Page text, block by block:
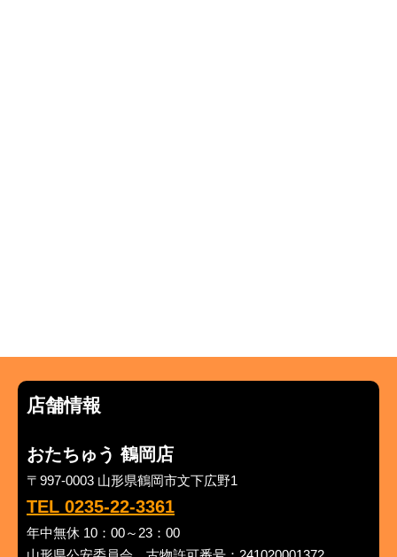
店舗情報
おたちゅう 鶴岡店
〒997-0003 山形県鶴岡市文下広野1
TEL 0235-22-3361
年中無休 10：00～23：00